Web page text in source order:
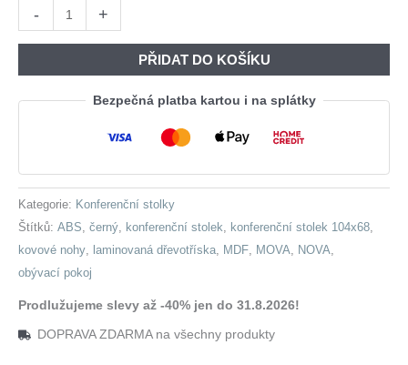
-
Konferenční
stolek
03
černý
+
PŘIDAT DO KOŠÍKU
Bezpečná platba kartou i na splátky
Kategorie: Konferenční stolky
Štítků: ABS, černý, konferenční stolek, konferenční stolek 104x68,
kovové nohy, laminovaná dřevotříska, MDF, MOVA, NOVA,
obývací pokoj
Prodlužujeme slevy až -40% jen do 31.8.2026!
DOPRAVA ZDARMA na všechny produkty